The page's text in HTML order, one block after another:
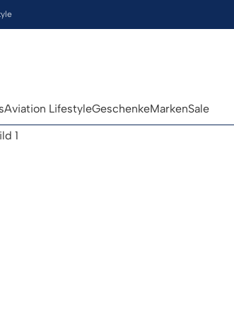
Aviation LifestyleGeschenkeMarkenSale